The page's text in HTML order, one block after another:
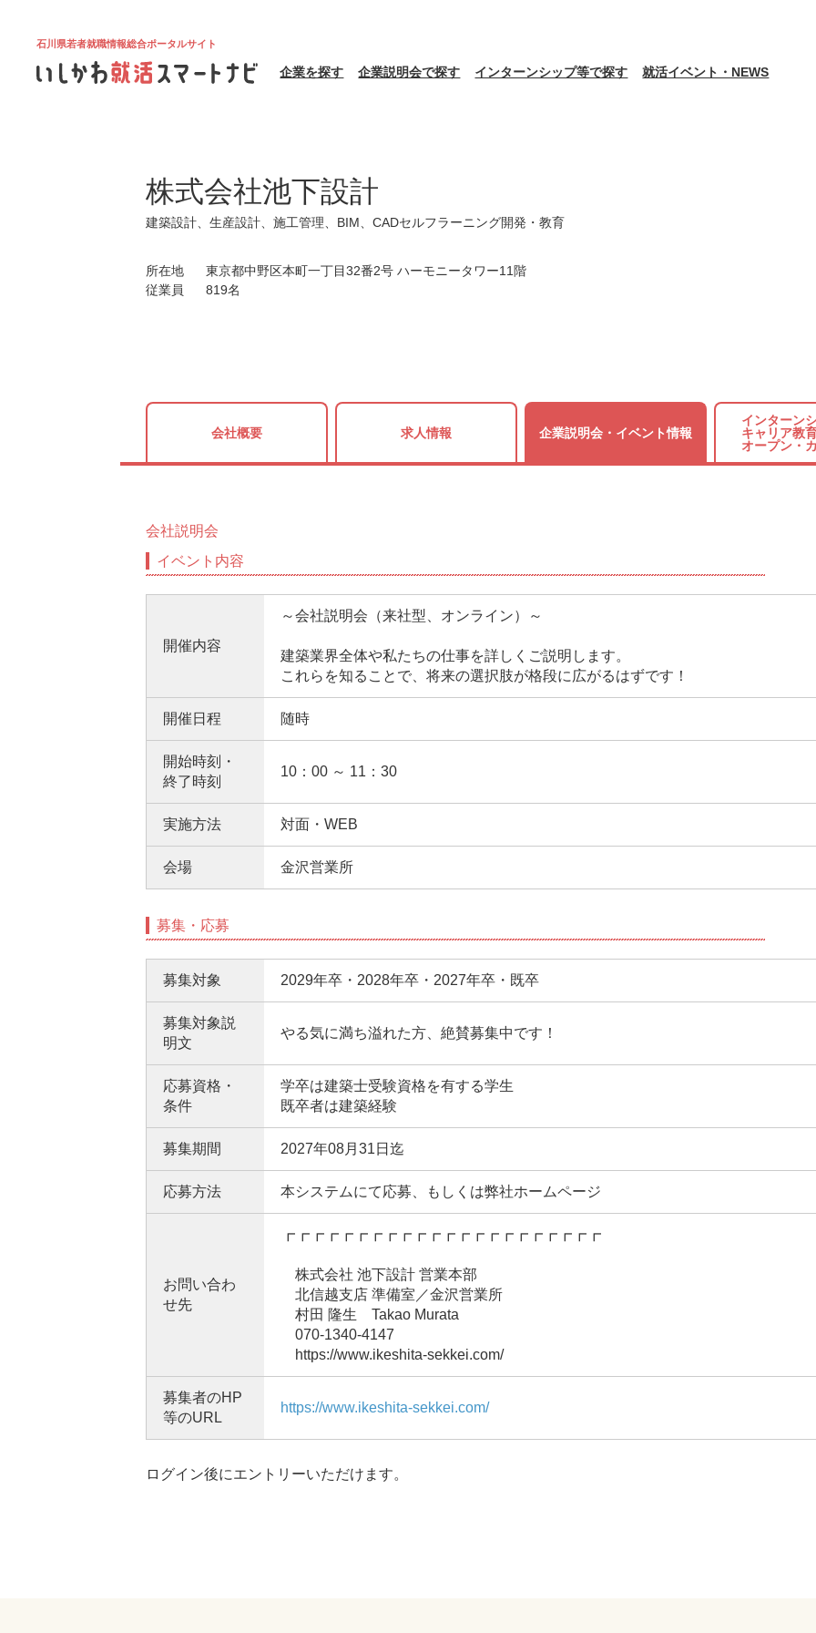
石川県若者就職情報総合ポータルサイト
企業を探す 企業説明会で探す インターンシップ等で探す 就活イベント・NEWS
株式会社池下設計
建築設計、生産設計、施工管理、BIM、CADセルフラーニング開発・教育
所在地
東京都中野区本町一丁目32番2号 ハーモニータワー11階
従業員
819名
会社概要 求人情報 企業説明会・ イベント情報
インターン
キャリア教
オープン・
会社説明会
イベント内容
開催内容
～会社説明会（来社型、オンライン）～
建築業界全体や私たちの仕事を詳しくご説明します。
これらを知ることで、将来の選択肢が格段に広がるはずです！
開催日程 随時
開始時刻・
終了時刻
10：00 ～ 11：30
実施方法 対面・WEB
会場 金沢営業所
募集・応募
募集対象 2029年卒・2028年卒・2027年卒・既卒
募集対象説
明文
やる気に満ち溢れた方、絶賛募集中です！
応募資格・
条件
学卒は建築士受験資格を有する学生
既卒者は建築経験
募集期間 2027年08月31日迄
応募方法 本システムにて応募、もしくは弊社ホームページ
お問い合わ
せ先
┏┏┏┏┏┏┏┏┏┏┏┏┏┏┏┏┏┏┏┏┏┏
株式会社 池下設計 営業本部
北信越支店 準備室／金沢営業所
村田 隆生 Takao Murata
070-1340-4147
https://www.ikeshita-sekkei.com/
募集者のHP
等のURL
https://www.ikeshita-sekkei.com/
ログイン後にエントリーいただけます。